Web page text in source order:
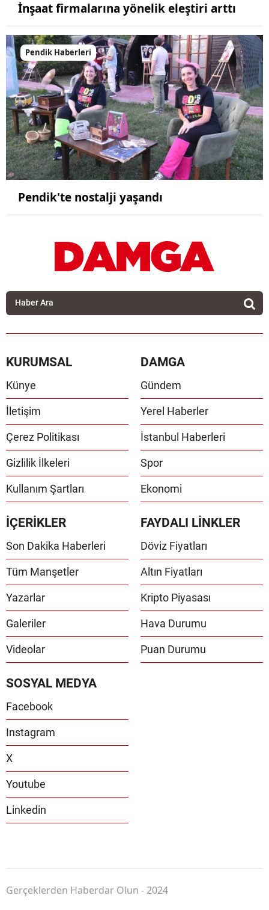
İnşaat firmalarına yönelik eleştiri arttı
Pendik Haberleri
Pendik'te nostalji yaşandı
KURUMSAL
Künye
İletişim
Çerez Politikası
Gizlilik İlkeleri
Kullanım Şartları
DAMGA
Gündem
Yerel Haberler
İstanbul Haberleri
Spor
Ekonomi
İÇERİKLER
Son Dakika Haberleri
Tüm Manşetler
Yazarlar
Galeriler
Videolar
FAYDALI LİNKLER
Döviz Fiyatları
Altın Fiyatları
Kripto Piyasası
Hava Durumu
Puan Durumu
SOSYAL MEDYA
Facebook
Instagram
X
Youtube
Linkedin
Gerçeklerden Haberdar Olun - 2024